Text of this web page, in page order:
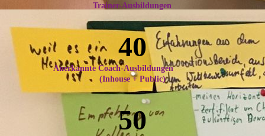
Trainer-Ausbildungen
40
Anerkannte Coach-Ausbildungen
(Inhouse + Public)
50